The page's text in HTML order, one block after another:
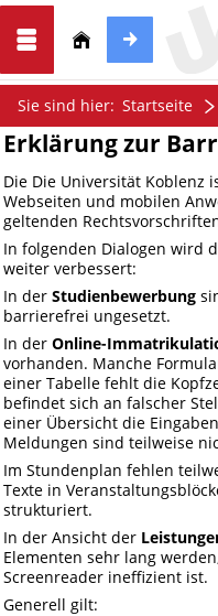
Sie sind hier: Startseite
Erklärung zur
Die Die Universität Koblenz
Webseiten und mobilen
geltenden
In folgenden Dialogen wird
weiter verbessert:
In der Studienbewerbung
barrierefrei ungesetzt.
In der Online-
vorhanden. Manche
einer Tabelle fehlt die
befindet sich an falscher
einer Übersicht die
Meldungen sind teilweise
Im Stundenplan fehlen
Texte in
strukturiert.
In der Ansicht der
Elementen sehr lang
Screenreader ineffizient ist.
Generell gilt: